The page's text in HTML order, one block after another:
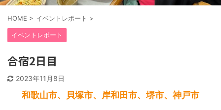
HOME > イベントレポート >
イベントレポート
合宿2日目
2023年11月8日
和歌山市、貝塚市、岸和田市、堺市、神戸市